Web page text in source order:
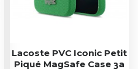
Lacoste PVC Iconic Petit
Piqué MagSafe Case за